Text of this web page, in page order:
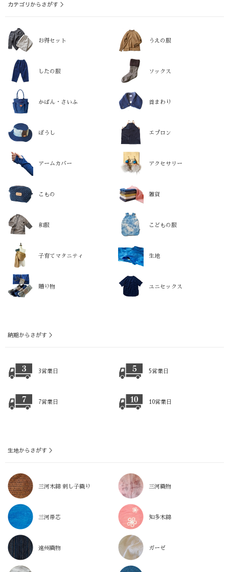
カテゴリからさがす ＞
お得セット うえの服
したの服 ソックス
かばん・さいふ 首まわり
ぼうし エプロン
アームカバー アクセサリー
こもの 雑貨
和服 こどもの服
子育てマタニティ 生地
贈り物 ユニセックス
納期からさがす ＞
3営業日 5営業日
7営業日 10営業日
生地からさがす ＞
三河木綿 刺し子織り 三河織物
三河帯芯 知多木綿
遠州織物 ガーゼ